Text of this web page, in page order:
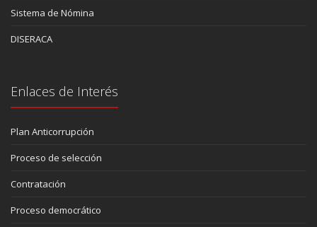
Sistema de Nómina
DISERACA
Enlaces de Interés
Plan Anticorrupción
Proceso de selección
Contratación
Proceso democrático